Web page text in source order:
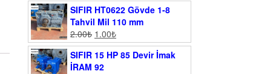
SIFIR HT0622 Gövde 1-8
Tahvil Mil 110 mm
2.00₺ 1.00₺
SIFIR 15 HP 85 Devir İmak
İRAM 92